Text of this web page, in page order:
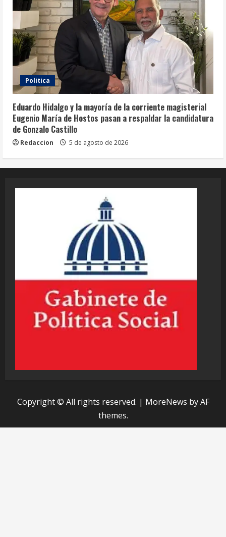
Politica
Eduardo Hidalgo y la mayoría de la corriente magisterial
Eugenio María de Hostos pasan a respaldar la candidatura
de Gonzalo Castillo
Redaccion 5 de agosto de 2026
Copyright © All rights reserved. | MoreNews by AF
themes.